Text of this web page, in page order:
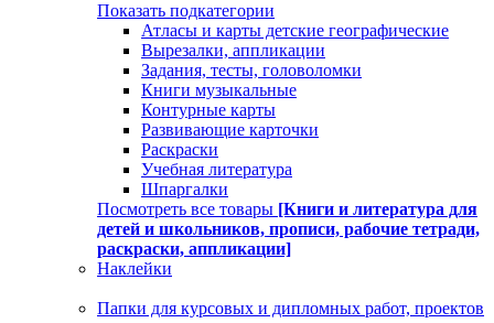
Показать подкатегории
Атласы и карты детские географические
Вырезалки, аппликации
Задания, тесты, головоломки
Книги музыкальные
Контурные карты
Развивающие карточки
Раскраски
Учебная литература
Шпаргалки
Посмотреть все товары [Книги и литература для
детей и школьников, прописи, рабочие тетради,
раскраски, аппликации]
Наклейки
Папки для курсовых и дипломных работ, проектов